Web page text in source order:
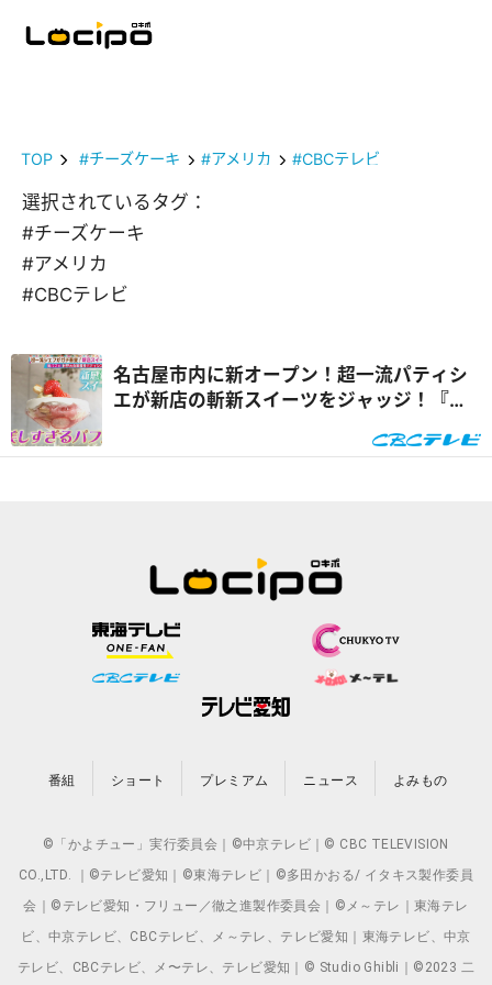
TOP #チーズケーキ #アメリカ #CBCテレビ
選択されているタグ：
#チーズケーキ
#アメリカ
#CBCテレビ
名古屋市内に新オープン！超一流パティシ
エが新店の斬新スイーツをジャッジ！『花
番組 ショート プレミアム ニュース よみもの
©「かよチュー」実行委員会｜©中京テレビ｜© CBC TELEVISION
CO.,LTD. ｜©テレビ愛知｜©東海テレビ｜©多田かおる/ イタキス製作委員
会｜©テレビ愛知・フリュー／徹之進製作委員会｜©メ～テレ｜東海テレ
ビ、中京テレビ、CBCテレビ、メ～テレ、テレビ愛知｜東海テレビ、中京
テレビ、CBCテレビ、メ〜テレ、テレビ愛知｜© Studio Ghibli｜©2023 二